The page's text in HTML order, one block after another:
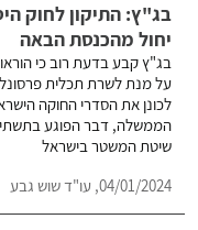
בג"ץ: התיקון לחוק
יחול מהכנסת הבאה
בג"ץ קבע בדעת רוב כי
על מנת לשרת תכלית
לכונן את הסדרי החוקה
הממשלה, דבר הפוגע
שיטת המשטר בישראל
04/01/2024, עו"ד שוש גבע